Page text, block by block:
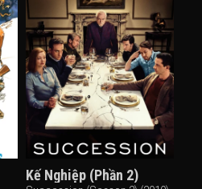
Kế Nghiệp (Phần 2)